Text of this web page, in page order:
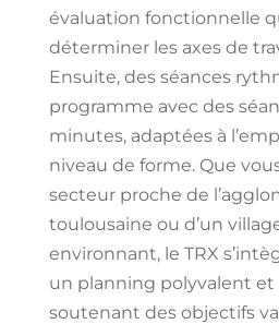
évaluation fonctionnelle
déterminer les axes de
Ensuite, des séances
programme avec des
minutes, adaptées à
niveau de forme. Que
secteur proche de
toulousaine ou d’un
environnant, le TRX
un planning polyvalent et
soutenant des objectifs